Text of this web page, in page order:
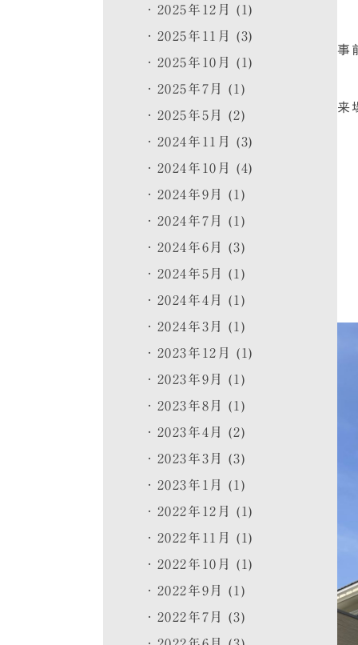
2025年12月 (1)
2025年11月 (3)
2025年10月 (1)
2025年7月 (1)
2025年5月 (2)
2024年11月 (3)
2024年10月 (4)
2024年9月 (1)
2024年7月 (1)
2024年6月 (3)
2024年5月 (1)
2024年4月 (1)
2024年3月 (1)
2023年12月 (1)
2023年9月 (1)
2023年8月 (1)
2023年4月 (2)
2023年3月 (3)
2023年1月 (1)
2022年12月 (1)
2022年11月 (1)
2022年10月 (1)
2022年9月 (1)
2022年7月 (3)
事
来